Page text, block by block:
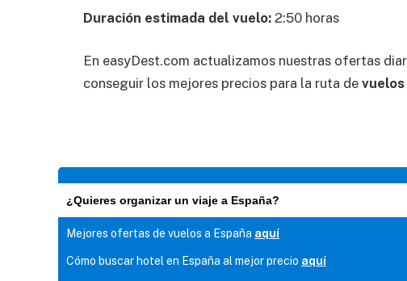
Duración estimada del vuelo: 2:50 horas
En easyDest.com actualizamos nuestras ofertas
conseguir los mejores precios para la ruta de
¿Quieres organizar un viaje a España?
Mejores ofertas de vuelos a España aquí
Cómo buscar hotel en España al mejor precio aquí